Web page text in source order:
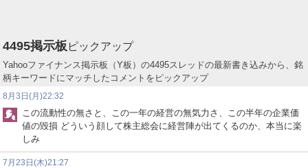
4495掲示板 ピックアップ
Yahooファイナンス掲示板（Y板）の4495スレッドの最新書き込みから、銘
柄キーワードにマッチしたコメントをピックアップ
8月3日(月)22:32
この流動性の無さと、この一年の経営の無気力さ、この半年の企業価
値の毀損 どういう顔して株主総会に経営陣が出てくるのか、本当に楽
しみ
7月23日(木)21:27